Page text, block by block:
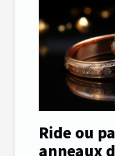
Ride ou
anneaux